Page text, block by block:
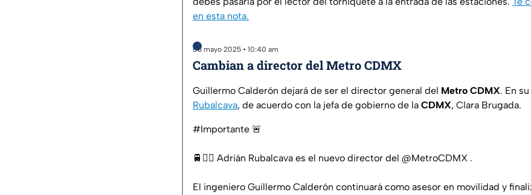
en esta nota.
06 mayo 2025 • 10:40 am
Cambian a director del Metro CDMX
Guillermo Calderón dejará de ser el director general del Metro CDMX. En
Rubalcava, de acuerdo con la jefa de gobierno de la CDMX, Clara Brugada.
#Importante 🚨
🚆👷‍♂️ Adrián Rubalcava es el nuevo director del @MetroCDMX .
El ingeniero Guillermo Calderón continuará como asesor en movilidad y